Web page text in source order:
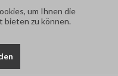
um Ihnen die
bieten zu können.